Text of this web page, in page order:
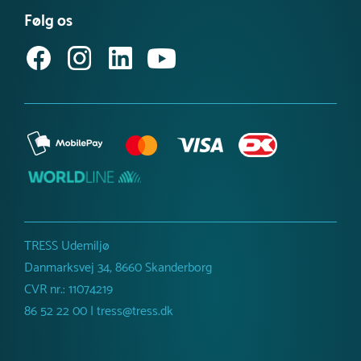
Få vores nyhedsbrev
Købsvilkår (erhverv)
Følg os
TRESS Udemiljø
Danmarksvej 34, 8660 Skanderborg
CVR nr.: 11074219
86 52 22 00 | tress@tress.dk